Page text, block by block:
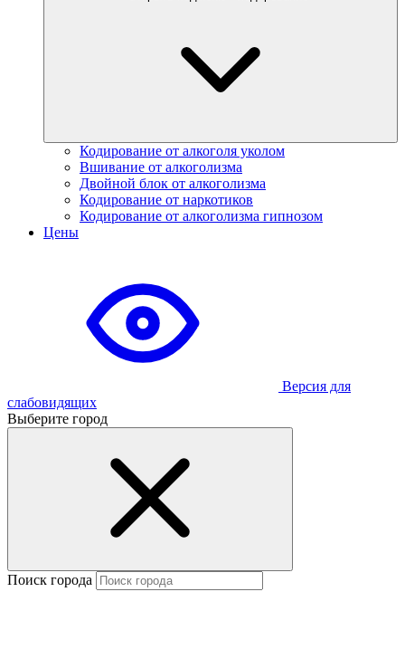
Кодирование от алкоголя уколом
Вшивание от алкоголизма
Двойной блок от алкоголизма
Кодирование от наркотиков
Кодирование от алкоголизма гипнозом
Цены
Версия для
слабовидящих
Выберите город
Поиск города